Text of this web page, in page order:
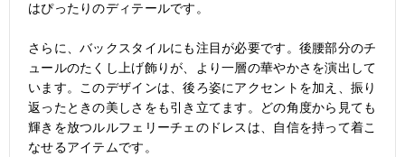
はぴったりのディテールです。
さらに、バックスタイルにも注目が必要です。後腰部分のチ
ュールのたくし上げ飾りが、より一層の華やかさを演出して
います。このデザインは、後ろ姿にアクセントを加え、振り
返ったときの美しさをも引き立てます。どの角度から見ても
輝きを放つルルフェリーチェのドレスは、自信を持って着こ
なせるアイテムです。